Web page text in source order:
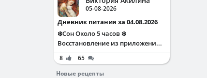
05-08-2026
Дневник питания за 04.08.2026
❄️Сон Около 5 часов ❄️
Восстановление из приложени...
8
65
Новые рецепты